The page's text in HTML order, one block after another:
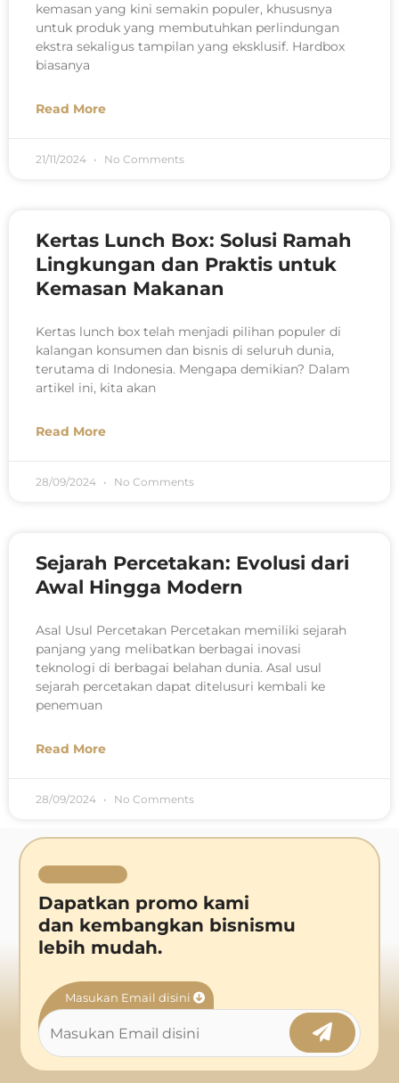
kemasan yang kini semakin populer, khususnya
untuk produk yang membutuhkan perlindungan
ekstra sekaligus tampilan yang eksklusif. Hardbox
biasanya
Read More
21/11/2024 No Comments
Kertas Lunch Box: Solusi Ramah
Lingkungan dan Praktis untuk
Kemasan Makanan
Kertas lunch box telah menjadi pilihan populer di
kalangan konsumen dan bisnis di seluruh dunia,
terutama di Indonesia. Mengapa demikian? Dalam
artikel ini, kita akan
Read More
28/09/2024 No Comments
Sejarah Percetakan: Evolusi dari
Awal Hingga Modern
Asal Usul Percetakan Percetakan memiliki sejarah
panjang yang melibatkan berbagai inovasi
teknologi di berbagai belahan dunia. Asal usul
sejarah percetakan dapat ditelusuri kembali ke
penemuan
Read More
28/09/2024 No Comments
Dapatkan promo kami
dan kembangkan bisnismu
lebih mudah.
Masukan Email disini